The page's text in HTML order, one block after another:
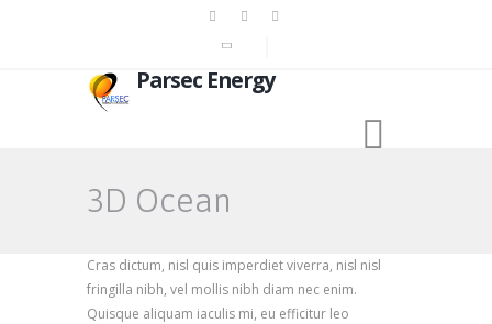
Parsec Energy
3D Ocean
Cras dictum, nisl quis imperdiet viverra, nisl nisl
fringilla nibh, vel mollis nibh diam nec enim.
Quisque aliquam iaculis mi, eu efficitur leo